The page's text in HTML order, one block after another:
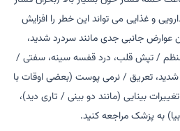
و غذایی می تواند این خطر را افزایش
عوارض جانبی جدی مانند سردرد شدید،
/ تپش قلب، درد قفسه سینه، سفتی /
شدید، تعریق / نرمی پوست (بعضی اوقات با
بینایی (مانند دو بینی / تاری دید)،
به پزشک مراجعه کنید.